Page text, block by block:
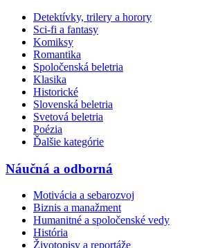
Detektívky, trilery a horory
Sci-fi a fantasy
Komiksy
Romantika
Spoločenská beletria
Klasika
Historické
Slovenská beletria
Svetová beletria
Poézia
Ďalšie kategórie
Náučná a odborná
Motivácia a sebarozvoj
Biznis a manažment
Humanitné a spoločenské vedy
História
Životopisy a reportáže